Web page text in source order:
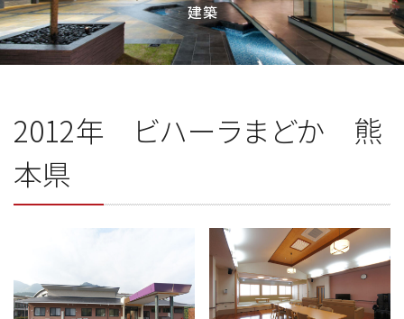
建築
2012年 ビハーラまどか 熊
本県